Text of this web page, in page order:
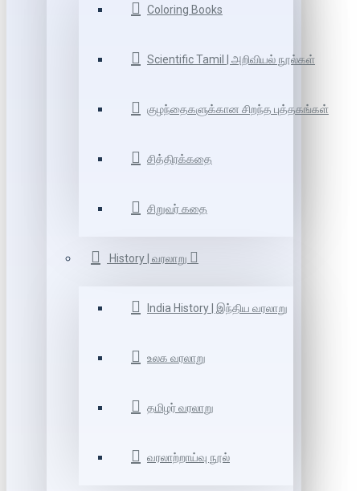
Coloring Books
Scientific Tamil | அறிவியல் நூல்கள்
குழந்தைகளுக்கான சிறந்த புத்தகங்கள்
சித்திரக்கதை
சிறுவர் கதை
History | வரலாறு
India History | இந்திய வரலாறு
உலக வரலாறு
தமிழர் வரலாறு
வரலாற்றாய்வு நூல்